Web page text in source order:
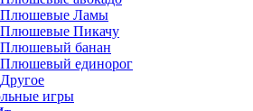
Плюшевые Ламы
Плюшевые Пикачу
Плюшевый банан
Плюшевый единорог
Другое
игры